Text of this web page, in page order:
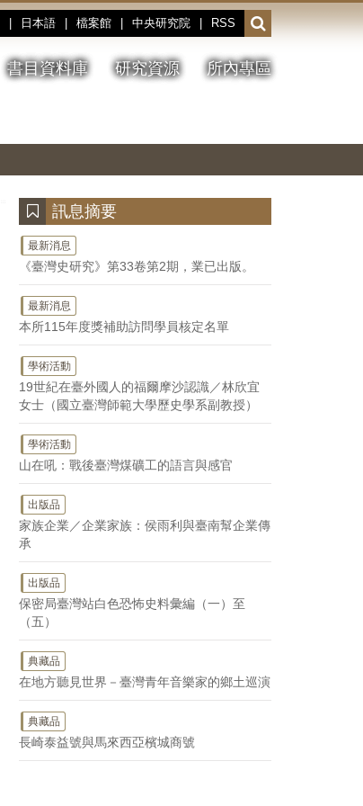
日本語 檔案館 中央研究院 RSS
開
啟
或
收
書目資料庫 研究資源 所內專區
停、
圖
圖
結
訊息摘要
最新消息
《臺灣史研究》第33卷第2期，業已出版。
最新消息
本所115年度獎補助訪問學員核定名單
學術活動
19世紀在臺外國人的福爾摩沙認識／林欣宜
女士（國立臺灣師範大學歷史學系副教授）
學術活動
山在吼：戰後臺灣煤礦工的語言與感官
出版品
家族企業／企業家族：侯雨利與臺南幫企業傳
承
出版品
保密局臺灣站白色恐怖史料彙編（一）至
（五）
典藏品
在地方聽見世界－臺灣青年音樂家的鄉土巡演
典藏品
長崎泰益號與馬來西亞檳城商號